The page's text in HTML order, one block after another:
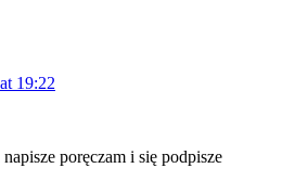
19:22
poręczam i się podpisze